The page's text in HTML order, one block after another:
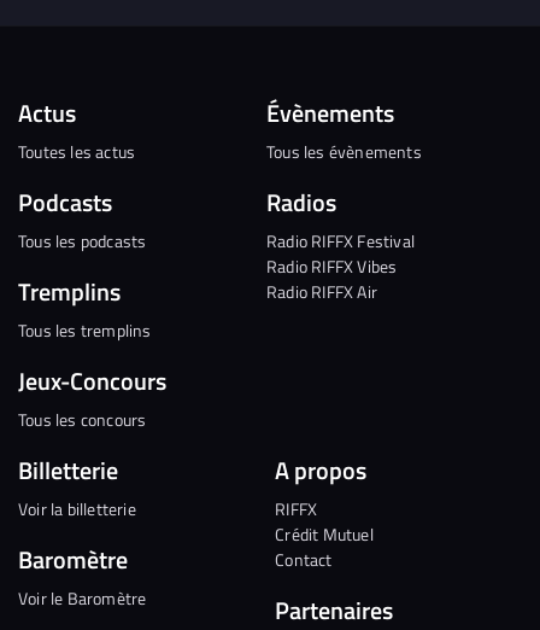
Actus
Toutes les actus
Podcasts
Tous les podcasts
Tremplins
Tous les tremplins
Jeux-Concours
Tous les concours
Évènements
Tous les évènements
Radios
Radio RIFFX Festival
Radio RIFFX Vibes
Radio RIFFX Air
Billetterie
Voir la billetterie
Baromètre
Voir le Baromètre
A propos
RIFFX
Crédit Mutuel
Contact
Partenaires